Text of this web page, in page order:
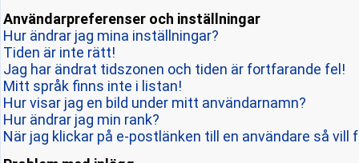
Användarpreferenser och inställningar
Hur ändrar jag mina inställningar?
Tiden är inte rätt!
Jag har ändrat tidszonen och tiden är fortfarande fel!
Mitt språk finns inte i listan!
Hur visar jag en bild under mitt användarnamn?
Hur ändrar jag min rank?
När jag klickar på e-postlänken till en användare så vill